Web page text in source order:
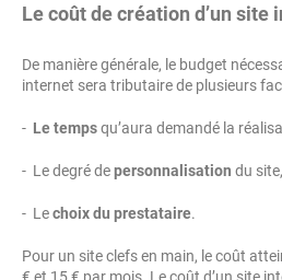
Le coût de création d’un site
De manière générale, le budget
internet sera tributaire de plusieurs
- Le tempsqu’aura demandé la
- Le degré depersonnalisation du site,
- Lechoix du prestataire.
Pour un site clefs en main, le coût
€ et 15 € par mois. Le coût d’un site